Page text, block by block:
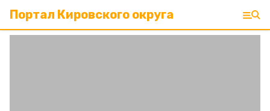
Портал Кировского округа